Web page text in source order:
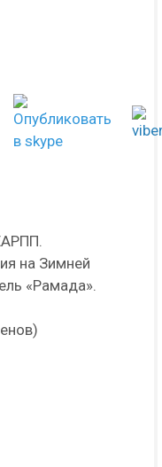
на Зимней
«Рамада».